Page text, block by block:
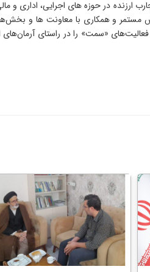
مستمر و همکاری با معاونت ها و
«سمت» را در راستای آرمان‌های